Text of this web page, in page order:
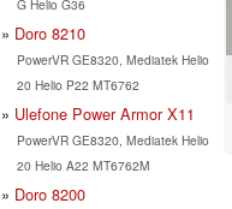
G Helio G36
Doro 8210
PowerVR GE8320, Mediatek Helio
20 Helio P22 MT6762
Ulefone Power Armor X11
PowerVR GE8320, Mediatek Helio
20 Helio A22 MT6762M
Doro 8200